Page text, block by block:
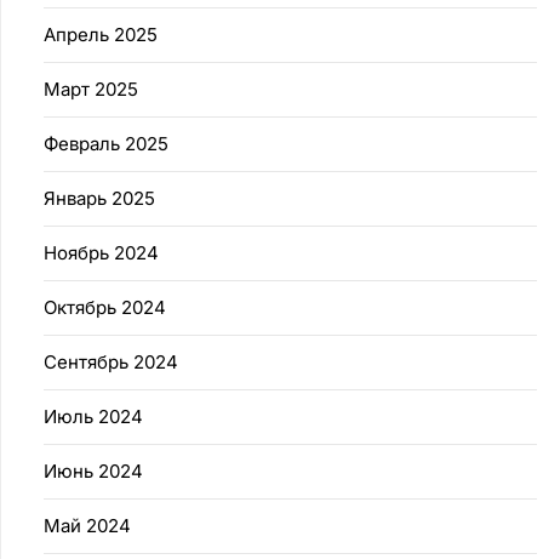
Апрель 2025
Март 2025
Февраль 2025
Январь 2025
Ноябрь 2024
Октябрь 2024
Сентябрь 2024
Июль 2024
Июнь 2024
Май 2024